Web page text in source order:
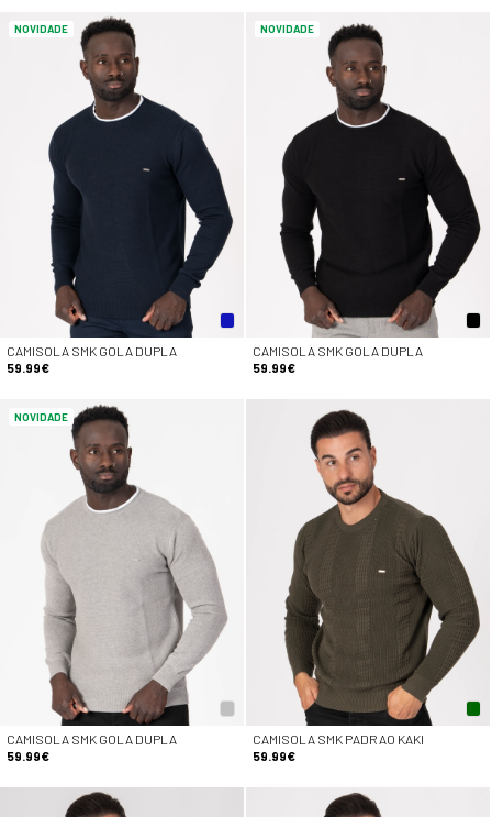
NOVIDADE
CAMISOLA SMK GOLA DUPLA
59.99€
NOVIDADE
CAMISOLA SMK GOLA DUPLA
59.99€
NOVIDADE
CAMISOLA SMK GOLA DUPLA
59.99€
CAMISOLA SMK PADRAO KAKI
59.99€